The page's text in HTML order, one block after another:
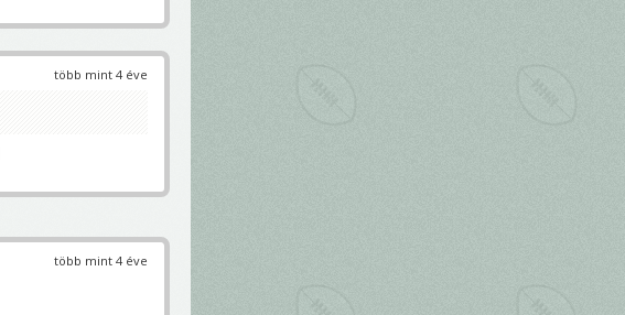
több mint 4 éve
több mint 4 éve